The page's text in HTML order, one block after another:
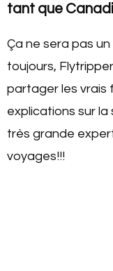
tant que
Ça ne sera pas
toujours,
partager les vrais
explications sur
très grande
voyages!!!